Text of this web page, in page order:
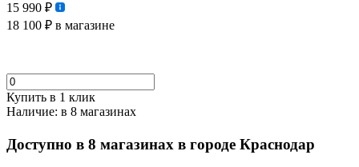
15 990 ₽
18 100 ₽ в магазине
Купить в 1 клик
Наличие: в 8 магазинах
Доступно в 8 магазинах в городе Краснодар